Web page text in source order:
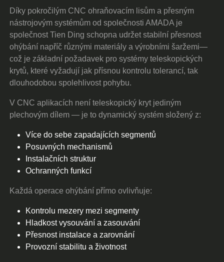
Díky pokročilým CNC ohraňovacím lisům a přesným
nástrojovým systémům od společnosti AMADA je
společnost Tien Ding schopna udržet stabilní přesnost
ohýbání napříč různými materiály a výrobními šaržemi—
což je základní požadavek pro systémy teleskopických
krytů, které vyžadují jak přísnou kontrolu tolerancí, tak
dlouhodobou spolehlivost pohybu.
V CNC aplikacích není teleskopický kryt jediným
plechovým dílem — je to dynamický systém složený z:
Více do sebe zapadajících segmentů
Posuvných mechanismů
Instalačních struktur
Ochranných funkcí
Každá operace ohýbání přímo ovlivňuje:
Kontrolu mezery mezi segmenty
Hladkost vysouvání a zasouvání
Přesnost instalace a zarovnání
Provozní stabilitu a životnost